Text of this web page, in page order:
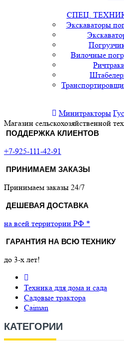
СПЕЦ.
Экскаваторы
Вилочные
Минитракторы
Магазин сельскохозяйственной
ПОДДЕРЖКА КЛИЕНТОВ
+7-925-111-42-91
ПРИНИМАЕМ ЗАКАЗЫ
Принимаем заказы 24/7
ДЕШЕВАЯ ДОСТАВКА
на всей территории РФ *
ГАРАНТИЯ НА ВСЮ ТЕХНИКУ
до 3-х лет!
Техника для дома и сада
Садовые трактора
Caiman
КАТЕГОРИИ